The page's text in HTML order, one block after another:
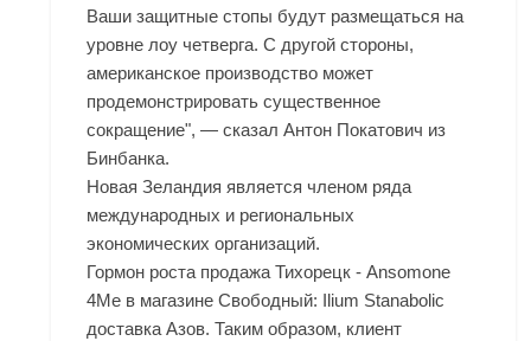
Ваши защитные стопы будут размещаться на
уровне лоу четверга. С другой стороны,
американское производство может
продемонстрировать существенное
сокращение", — сказал Антон Покатович из
Бинбанка.
Новая Зеландия является членом ряда
международных и региональных
экономических организаций.
Гормон роста продажа Тихорецк - Ansomone
4Me в магазине Свободный: Ilium Stanabolic
доставка Азов. Таким образом, клиент